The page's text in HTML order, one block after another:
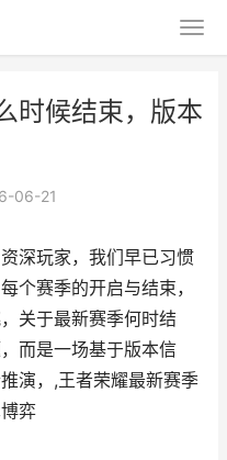
时候结束，版本
06-21
深玩家，我们早已习惯
个赛季的开启与结束，
关于最新赛季何时结
而是一场基于版本信
演，,王者荣耀最新赛季
弈